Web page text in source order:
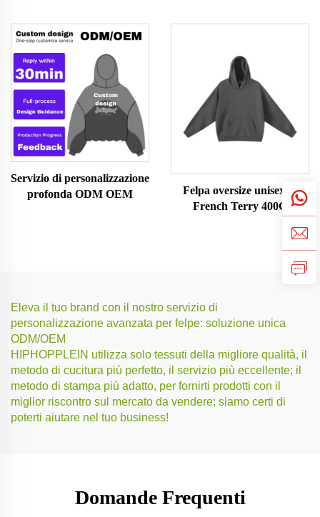
Servizio di personalizzazione
profonda ODM OEM
Felpa oversize unisex in
French Terry 400G
Eleva il tuo brand con il nostro servizio di
personalizzazione avanzata per felpe: soluzione unica
ODM/OEM
HIPHOPPLEIN utilizza solo tessuti della migliore qualità, il
metodo di cucitura più perfetto, il servizio più eccellente; il
metodo di stampa più adatto, per fornirti prodotti con il
miglior riscontro sul mercato da vendere; siamo certi di
poterti aiutare nel tuo business!
Domande Frequenti